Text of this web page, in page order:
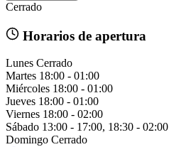
Cerrado
Horarios de apertura
Lunes Cerrado
Martes 18:00 - 01:00
Miércoles 18:00 - 01:00
Jueves 18:00 - 01:00
Viernes 18:00 - 02:00
Sábado 13:00 - 17:00, 18:30 - 02:00
Domingo Cerrado